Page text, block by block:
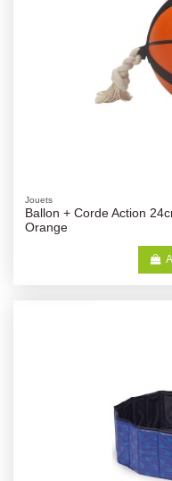
Jouets
Ballon + Corde Action
Orange